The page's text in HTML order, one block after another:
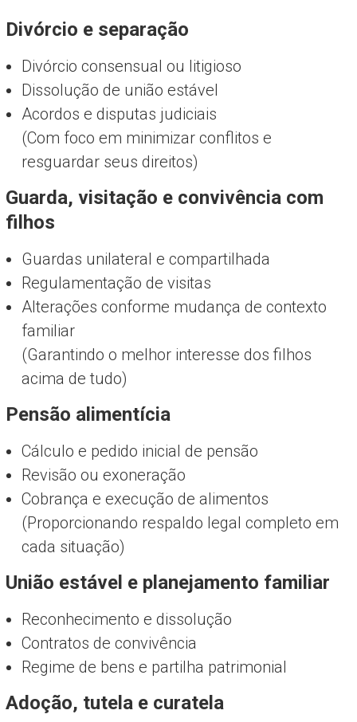
Divórcio e separação
Divórcio consensual ou litigioso
Dissolução de união estável
Acordos e disputas judiciais
(Com foco em minimizar conflitos e
resguardar seus direitos)
Guarda, visitação e convivência com
filhos
Guardas unilateral e compartilhada
Regulamentação de visitas
Alterações conforme mudança de contexto
familiar
(Garantindo o melhor interesse dos filhos
acima de tudo)
Pensão alimentícia
Cálculo e pedido inicial de pensão
Revisão ou exoneração
Cobrança e execução de alimentos
(Proporcionando respaldo legal completo em
cada situação)
União estável e planejamento familiar
Reconhecimento e dissolução
Contratos de convivência
Regime de bens e partilha patrimonial
Adoção, tutela e curatela